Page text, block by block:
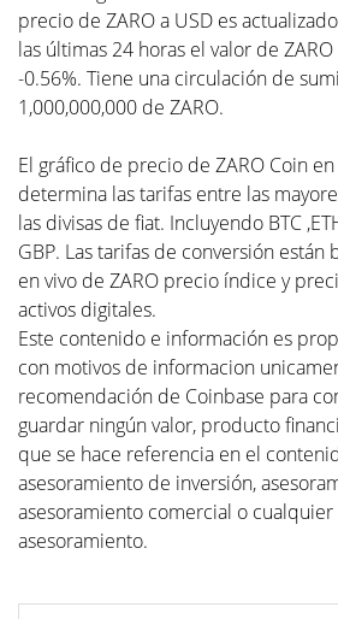
precio de ZARO a USD es
las últimas 24 horas el valor de
-0.56%. Tiene una circulación de
1,000,000,000 de ZARO.
El gráfico de precio de ZARO Coin
determina las tarifas entre las
las divisas de fiat. Incluyendo BTC
GBP. Las tarifas de conversión están
en vivo de ZARO precio índice y
activos digitales.
Este contenido e información es
con motivos de informacion
recomendación de Coinbase para
guardar ningún valor, producto
que se hace referencia en el
asesoramiento de inversión,
asesoramiento comercial o
asesoramiento.